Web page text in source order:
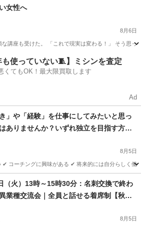
女性へ
8月6日
講座も受けた。 「これで現実は変わる！」 そう思っ
ー 潜在意識
も使っていない🧵】ミシンを査定
くてもOK！最大限買取します
Ad
」や「経験」を仕事にしてみたいと思っ
ありませんか？いずれ独立を目指す方へ
8月5日
✔ コーチングに興味がある ✔ 将来的には自分らしく働
コーチング
（火）13時～15時30分：名刺交換で終わ
業種交流会｜全員と話せる着席制【秋葉
収書発行可
8月5日